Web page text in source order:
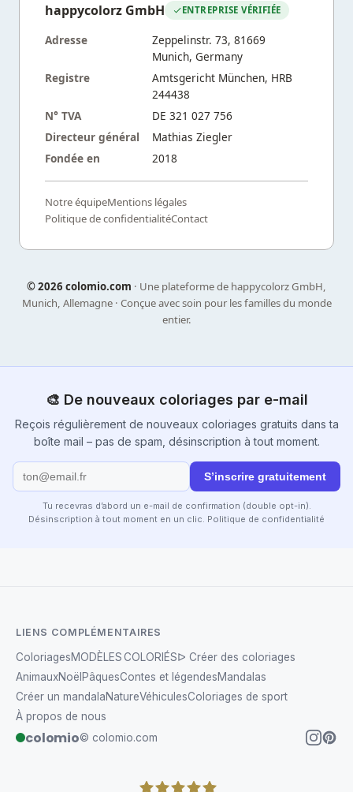
happycolorz GmbH ENTREPRISE VÉRIFIÉE
Adresse
Zeppelinstr. 73, 81669
Munich, Germany
Registre
Amtsgericht München, HRB
244438
N° TVA
DE 321 027 756
Directeur général
Mathias Ziegler
Fondée en
2018
Notre équipeMentions légales
Politique de confidentialitéContact
©2026 colomio.com · Une plateforme de happycolorz GmbH,
Munich, Allemagne · Conçue avec soin pour les familles du monde
entier.
🎨 De nouveaux coloriages par e-mail
Reçois régulièrement de nouveaux coloriages gratuits dans ta
boîte mail – pas de spam, désinscription à tout moment.
S’inscrire gratuitement
Tu recevras d’abord un e-mail de confirmation (double opt-in).
Désinscription à tout moment en un clic. Politique de confidentialité
LIENS COMPLÉMENTAIRES
ColoriagesMODÈLES COLORIÉSᐅ Créer des coloriages
AnimauxNoël PâquesContes et légendesMandalas
Créer un mandalaNatureVéhiculesColoriages de sport
À propos de nous
colomio© colomio.com